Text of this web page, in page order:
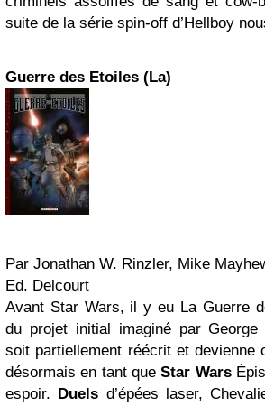
suite de la série spin-off d’Hellboy
Guerre des Etoiles (La)
Par Jonathan W. Rinzler, Mike
Ed. Delcourt
Avant Star Wars, il y eu La Guerre
du projet initial imaginé par George
soit partiellement réécrit et devienne
désormais en tant queStar Wars
espoir. Duels d’épées laser,